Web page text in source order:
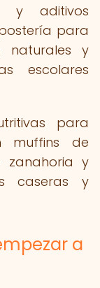
y aditivos
para
naturales y
escolares
para
muffins de
zanahoria y
caseras y
a